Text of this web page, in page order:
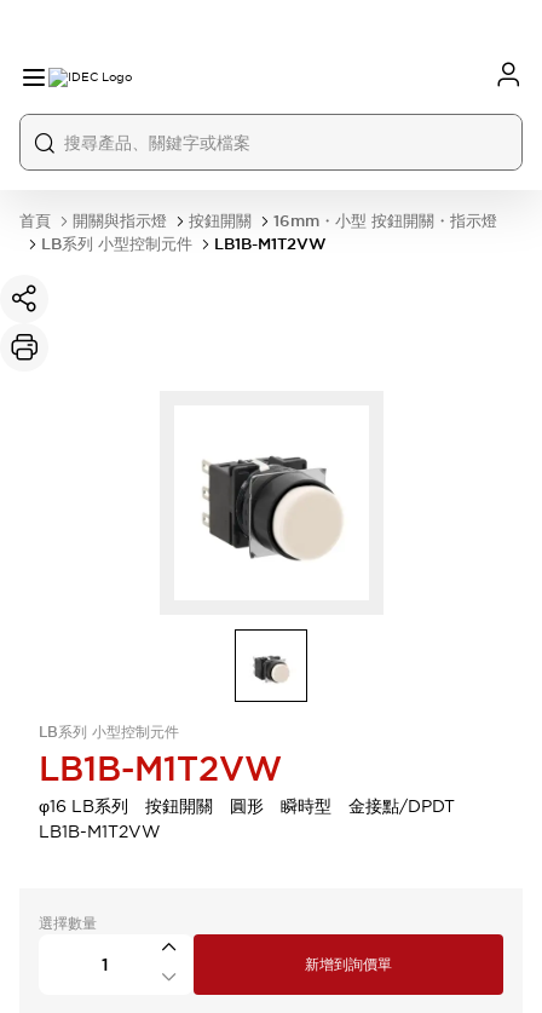
首頁 開關與指示燈 按鈕開關
16mm・小型 按鈕開關・指示燈
LB系列 小型控制元件
LB1B-M1T2VW
LB系列 小型控制元件
LB1B-M1T2VW
φ16 LB系列 按鈕開關 圓形 瞬時型 金接點/DPDT
LB1B-M1T2VW
選擇數量
新增到詢價單